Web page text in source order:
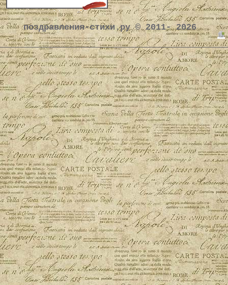
поздравления-стихи.ру © 2011- 2026